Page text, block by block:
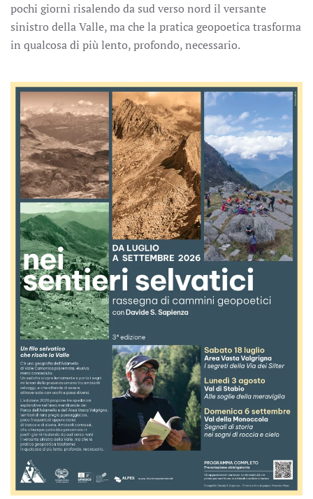
pochi giorni risalendo da sud verso nord il versante
sinistro della Valle, ma che la pratica geopoetica trasforma
in qualcosa di più lento, profondo, necessario.